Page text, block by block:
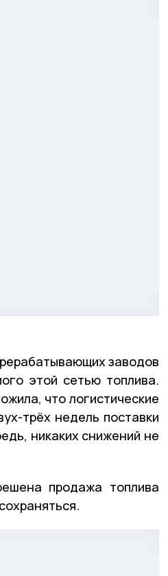
заводов
этой сетью топлива.
что логистические
трёх недель поставки
никаких снижений не
продажа топлива